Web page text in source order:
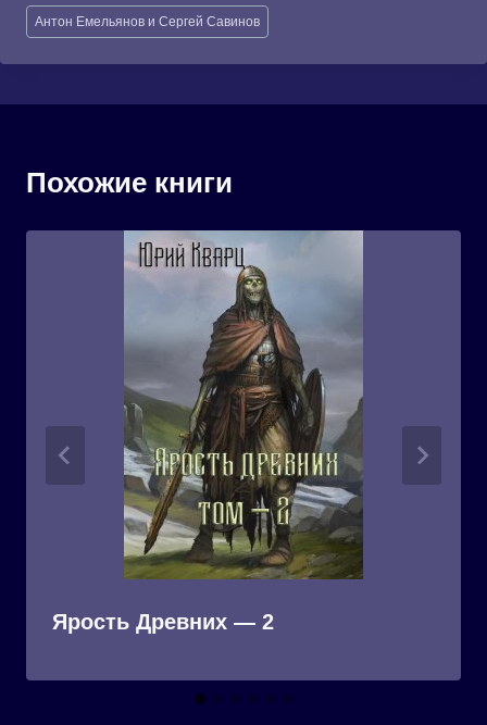
Метки
записи:
Антон Емельянов и Сергей Савинов
Похожие книги
Ярость Древних — 2